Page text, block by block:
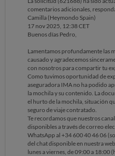
comentarios adicionales,
Camilla (Heymondo Spain)
17 nov 2025, 12:38 CET
Buenos días Pedro,
Lamentamos profundamente las
causado y agradecemos
con nosotros para compartir tu
Como tuvimos oportunidad de
aseguradora IMA no ha podido
la mochila y su contenido. La
el hurto de la mochila, situación
seguro de viaje contratado.
Te recordamos que nuestros
disponibles a través de correo
WhatsApp al +34 600 40 46 06
del chat disponible en nuestra
lunes a viernes, de 09:00 a 18:00